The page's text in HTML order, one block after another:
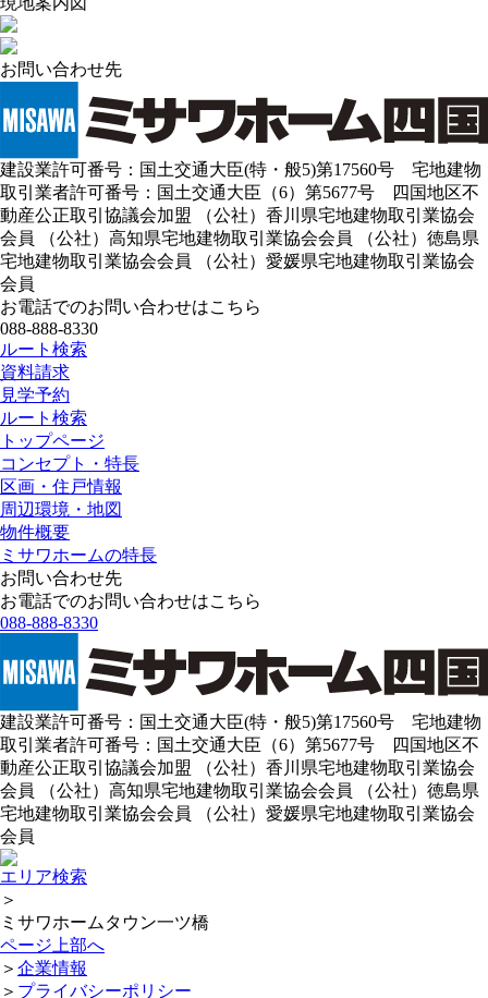
お問い合わせ先
建設業許可番号：国土交通大臣(特・般5)第17560号 宅地建物
取引業者許可番号：国土交通大臣（6）第5677号 四国地区不
動産公正取引協議会加盟 （公社）香川県宅地建物取引業協会
会員 （公社）高知県宅地建物取引業協会会員 （公社）徳島県
宅地建物取引業協会会員 （公社）愛媛県宅地建物取引業協会
会員
お電話でのお問い合わせはこちら
088-888-8330
ルート検索
資料請求
見学予約
ルート検索
トップページ
コンセプト・特長
区画・住戸情報
周辺環境・地図
物件概要
ミサワホームの特長
お問い合わせ先
お電話でのお問い合わせはこちら
088-888-8330
建設業許可番号：国土交通大臣(特・般5)第17560号 宅地建物
取引業者許可番号：国土交通大臣（6）第5677号 四国地区不
動産公正取引協議会加盟 （公社）香川県宅地建物取引業協会
会員 （公社）高知県宅地建物取引業協会会員 （公社）徳島県
宅地建物取引業協会会員 （公社）愛媛県宅地建物取引業協会
会員
エリア検索
＞
ミサワホームタウン一ツ橋
ページ上部へ
＞ 企業情報
＞ プライバシーポリシー